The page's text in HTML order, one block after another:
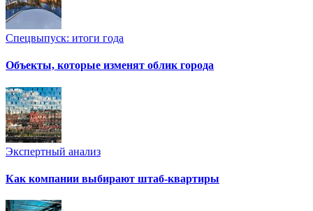
Спецвыпуск: итоги года
Объекты, которые изменят облик города
Экспертный анализ
Как компании выбирают штаб-квартиры